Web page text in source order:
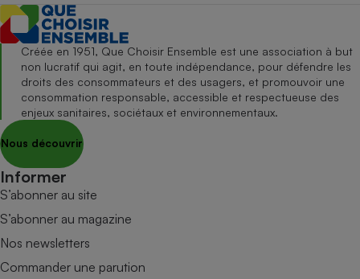
Créée en 1951, Que Choisir Ensemble est une association à but
non lucratif qui agit, en toute indépendance, pour défendre les
droits des consommateurs et des usagers, et promouvoir une
consommation responsable, accessible et respectueuse des
enjeux sanitaires, sociétaux et environnementaux.
Nous découvrir
Informer
S’abonner au site
S’abonner au magazine
Nos newsletters
Commander une parution